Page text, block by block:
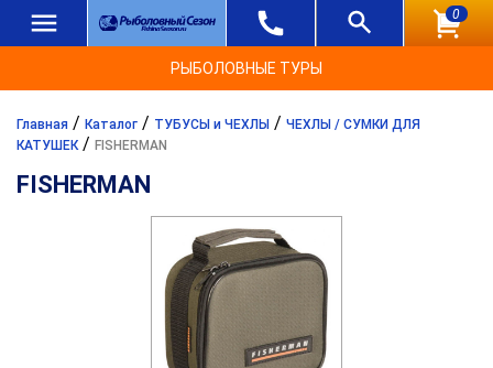
0
РЫБОЛОВНЫЕ ТУРЫ
Главная / Каталог / ТУБУСЫ и ЧЕХЛЫ / ЧЕХЛЫ / СУМКИ ДЛЯ
КАТУШЕК/ FISHERMAN
FISHERMAN